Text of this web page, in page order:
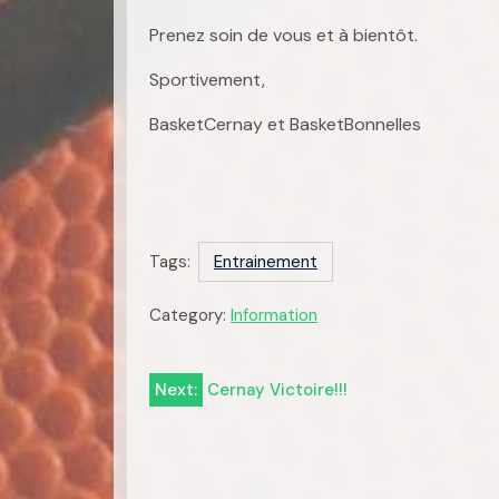
Prenez soin de vous et à bientôt.
Sportivement,
BasketCernay et BasketBonnelles
Tags: Entrainement
Category: Information
Navigation
Next: Cernay Victoire!!!